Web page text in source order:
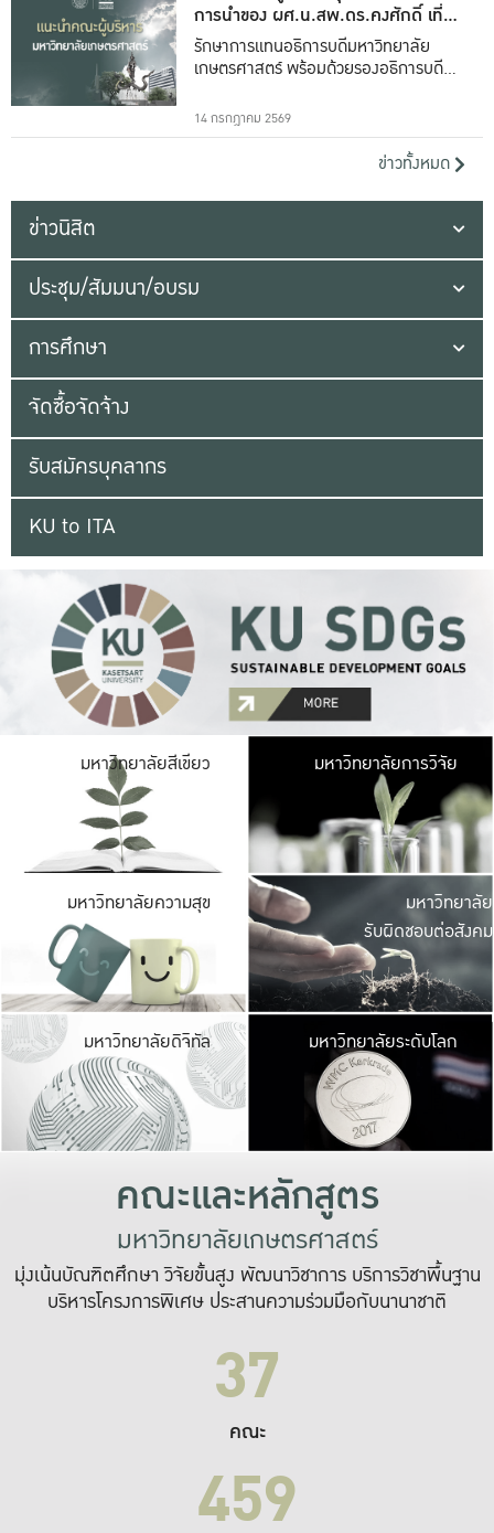
การนำของ ผศ.น.สพ.ดร.คงศักดิ์ เที่ยง
ธรรม
รักษาการแทนอธิการบดีมหาวิทยาลัย
เกษตรศาสตร์ พร้อมด้วยรองอธิการบดีทั้ง
14 กรกฎาคม 2569
ข่าวทั้งหมด
ข่าวนิสิต
ประชุม/สัมมนา/อบรม
การศึกษา
จัดซื้อจัดจ้าง
รับสมัครบุคลากร
KU to ITA
มหาวิทยาลัยสีเขียว มหาวิ
มีพื้นที่เขียวสดใส
เป็นป่าในเมือง เกษต
มหาวิทยาลัยการวิจัย
มหาวิทยาลัยความสุข มหาวิ
ค
เปิดประ
และพบเรื่องราวใ
มหาวิทยาลัย
รับผิดชอบต่อสังคม
มหาวิทยาลัยดิจิทัล มหาวิ
เปลี่ยนแปลง แล
เพื่อทำง
ระบบสารสนเทศ
มหาวิทยาลัยระดับโลก
คณะและหลักสูตร
มหาวิทยาลัยเกษตรศาสตร์
มุ่งเน้นบัณฑิตศึกษา วิจัยขั้นสูง พัฒนาวิชาการ บริการวิชาพื้นฐาน
บริหารโครงการพิเศษ ประสานความร่วมมือกับนานาชาติ
37
คณะ
459